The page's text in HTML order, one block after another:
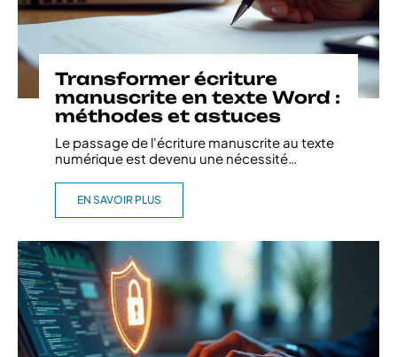
Transformer écriture
manuscrite en texte Word :
méthodes et astuces
Le passage de l'écriture manuscrite au texte
numérique est devenu une nécessité…
EN SAVOIR PLUS